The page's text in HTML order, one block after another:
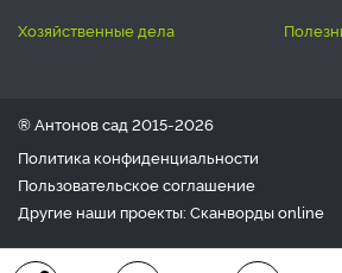
хозяйственные дела
® Антонов сад 2015-2026
Политика конфиденциальности
Пользовательское соглашение
Другие наши проекты: Сканвордыonline
Любое использование материала